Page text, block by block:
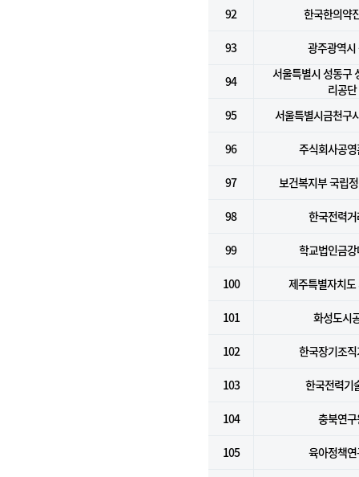
92 한국한의약
93 광주광역시
94
서울특별시 성동구
리공단
95
서울특별시금천구
96 주식회사공
97 보건복지부 국립
98 한국전력
99 학교법인금
100 제주특별자치도
101 화성도시
102 한국장기조
103 한국전력기
104 충북연
105 육아정책